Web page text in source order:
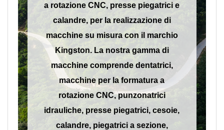
a rotazione CNC, presse piegatrici e
calandre, per la realizzazione di
macchine su misura con il marchio
Kingston. La nostra gamma di
macchine comprende dentatrici,
macchine per la formatura a
rotazione CNC, punzonatrici
idrauliche, presse piegatrici, cesoie,
calandre, piegatrici a sezione,